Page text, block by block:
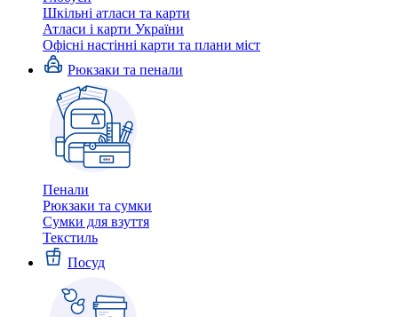
Шкільні атласи та карти
Атласи і карти України
Офісні настінні карти та плани міст
Рюкзаки та пенали
Пенали
Рюкзаки та сумки
Сумки для взуття
Текстиль
Посуд